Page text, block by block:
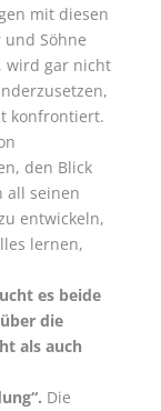
mit diesen
Söhne
wird gar nicht
konfrontiert.
den Blick
all seinen
entwickeln,
lernen,
es beide
die
als auch
Die